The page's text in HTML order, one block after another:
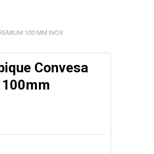
100 MM INOX
Convesa